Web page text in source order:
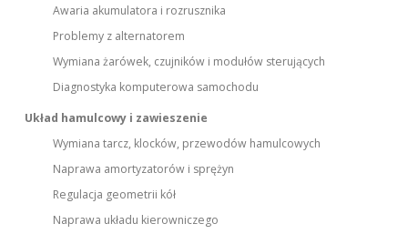
Awaria akumulatora i rozrusznika
Problemy z alternatorem
Wymiana żarówek, czujników i modułów sterujących
Diagnostyka komputerowa samochodu
Układ hamulcowy i zawieszenie
Wymiana tarcz, klocków, przewodów hamulcowych
Naprawa amortyzatorów i sprężyn
Regulacja geometrii kół
Naprawa układu kierowniczego